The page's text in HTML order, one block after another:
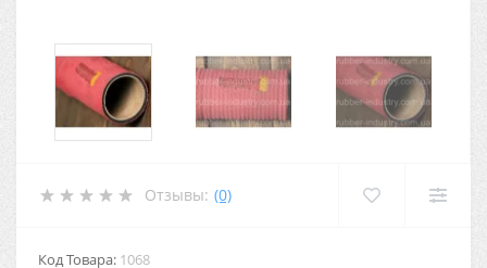
Отзывы: (0)
Код Товара: 1068